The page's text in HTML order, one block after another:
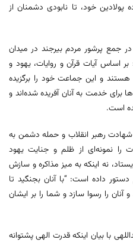
پولادین خود، تا نابودی دشمنان از
پرشور مردم بیرجند در میدان
اساس آیات قرآن و روایات، یهود و
و این جماعت خود را برگزیده
برای خدمت به آنان آفریده شده‌اند و
است.
شهادت رهبر انقلاب و حمله دشمن به
را نمونه‌ای از ظلم و جنایت یهود
نه اینکه به میز مذاکره و سازش
داده است: “با آنان بجنگید تا
را رسوا سازد و شما را بر ایشان
با بیان اینکه قدرت الهی پشتوانه